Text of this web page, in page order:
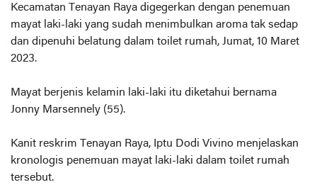
Kecamatan Tenayan Raya digegerkan dengan penemuan
mayat laki-laki yang sudah menimbulkan aroma tak sedap
dan dipenuhi belatung dalam toilet rumah, Jumat, 10 Maret
2023.
Mayat berjenis kelamin laki-laki itu diketahui bernama
Jonny Marsennely (55).
Kanit reskrim Tenayan Raya, Iptu Dodi Vivino menjelaskan
kronologis penemuan mayat laki-laki dalam toilet rumah
tersebut.